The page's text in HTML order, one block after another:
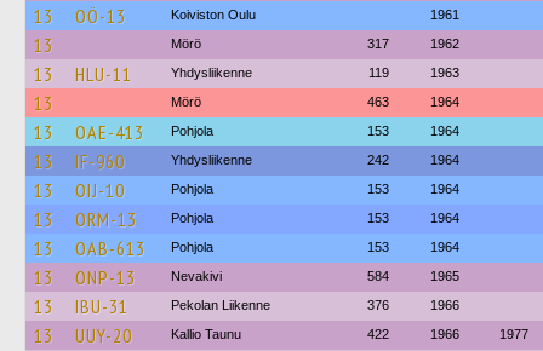
13 OÖ-13 Koiviston Oulu 1961
13 Mörö 317 1962
13 HLU-11 Yhdysliikenne 119 1963
13 Mörö 463 1964
13 OAE-413 Pohjola 153 1964
13 IF-960 Yhdysliikenne 242 1964
13 OIJ-10 Pohjola 153 1964
13 ORM-13 Pohjola 153 1964
13 OAB-613 Pohjola 153 1964
13 ONP-13 Nevakivi 584 1965
13 IBU-31 Pekolan Liikenne 376 1966
13 UUY-20 Kallio Taunu 422 1966 1977